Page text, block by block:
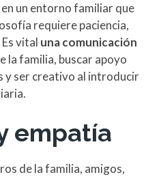
un entorno familiar que
requiere paciencia,
vital una comunicación
la familia, buscar apoyo
y ser creativo al introducir
empatía
de la familia, amigos,